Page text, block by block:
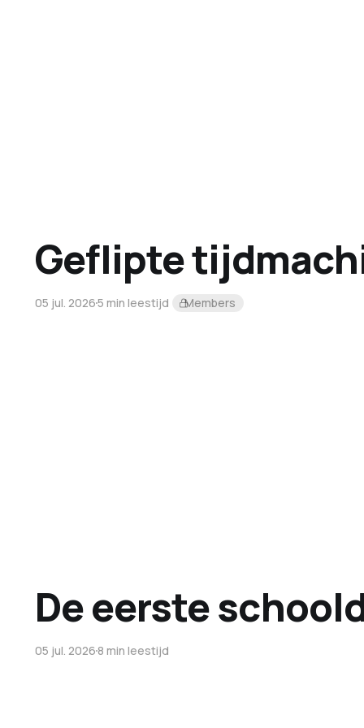
Geflipte
05 jul. 20265 min leestijd Members
De eerste
05 jul. 20268 min leestijd